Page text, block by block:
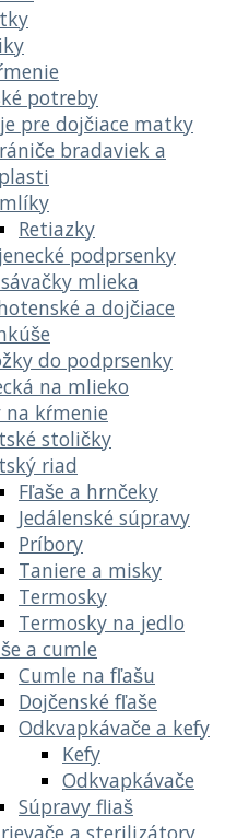
potreby
pre dojčiace matky
bradaviek a
Retiazky
podprsenky
mlieka
a dojčiace
do podprsenky
na mlieko
na kŕmenie
stoličky
riad
Fľaše a hrnčeky
Jedálenské súpravy
Príbory
Taniere a misky
Termosky
Termosky na jedlo
a cumle
Cumle na fľašu
Dojčenské fľaše
Odkvapkávače a kefy
Kefy
Odkvapkávače
Súpravy fliaš